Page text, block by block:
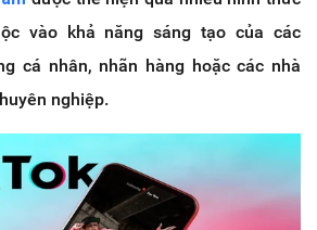
vào khả năng sáng tạo của các
cá nhân, nhãn hàng hoặc các nhà
nghiệp.